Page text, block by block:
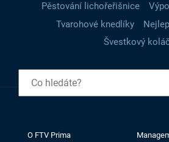
Pěstování lichořeřišnice
Tvarohové knedlíky
Švestkový
O FTV Prima